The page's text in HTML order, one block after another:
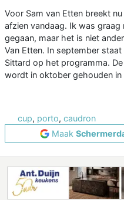
Voor Sam van Etten breekt
afzien vandaag. Ik was
gegaan, maar het is niet
Van Etten. In september
Sittard op het programma.
wordt in oktober gehouden in
cup, porto, caudron
Maak